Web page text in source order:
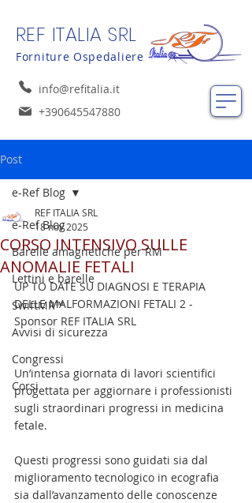
Forniture Ospedaliere
+390645547880
info@refitalia.it
REF ITALIA SRL
Post
e-Ref Blog
Barelle amagnetiche per RM
Lettini e barelle
SwiftMR™
Avvisi di sicurezza
Congressi
Corsi
e-Ref Blog
CORSO INTENSIVO SULLE
ANOMALIE FETALI
REF ITALIA SRL
18 nov 2025
UP TO DATE SU DIAGNOSI E TERAPIA
DELLE MALFORMAZIONI FETALI 2 -
Sponsor REF ITALIA SRL
Un’intensa giornata di lavori scientifici
progettata per aggiornare i professionisti
sugli straordinari progressi in medicina
fetale.
Questi progressi sono guidati sia dal
miglioramento tecnologico in ecografia
sia dall’avanzamento delle conoscenze